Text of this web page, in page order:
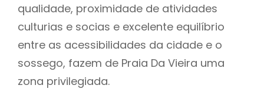
qualidade, proximidade de atividades
culturias e socias e excelente equilíbrio
entre as acessibilidades da cidade e o
sossego, fazem de Praia Da Vieira uma
zona privilegiada.